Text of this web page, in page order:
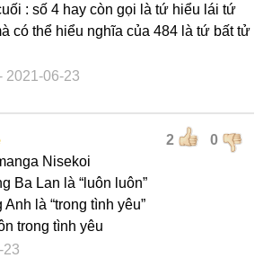
: số 4 hay còn gọi là tứ hiểu lái tứ
có thể hiểu nghĩa của 484 là tứ bất tử
2021-06-23
2 0
Nisekoi
Ba Lan là “luôn luôn”
Anh là “trong tình yêu”
trong tình yêu
23